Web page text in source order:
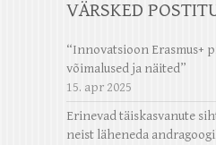
VÄRSKED
“Innovatsioon Erasmus+
võimalused ja näited”
15. apr 2025
Erinevad täiskasvanute
neist läheneda